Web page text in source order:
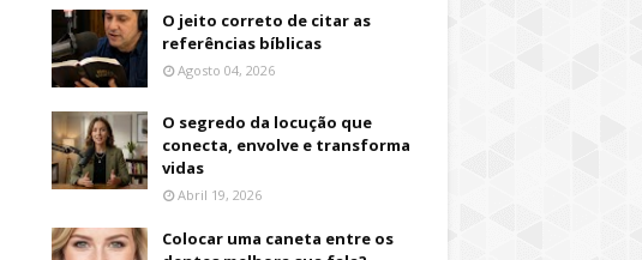
O jeito correto de citar as
referências bíblicas
Agosto 04, 2026
O segredo da locução que
conecta, envolve e transforma
vidas
Abril 19, 2026
Colocar uma caneta entre os